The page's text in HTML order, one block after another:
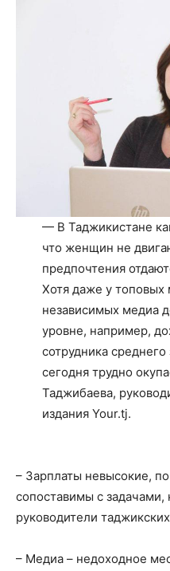
— В Таджикистане
что женщин не
предпочтения
Хотя даже у
независимых медиа
уровне, например,
сотрудника
сегодня трудно
Таджибаева,
издания Your.tj.
– Зарплаты невысокие,
сопоставимы с
руководители
– Медиа – недоходное